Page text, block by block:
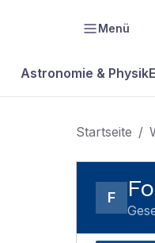
Menü
Astronomie & Physik
Startseite /
F